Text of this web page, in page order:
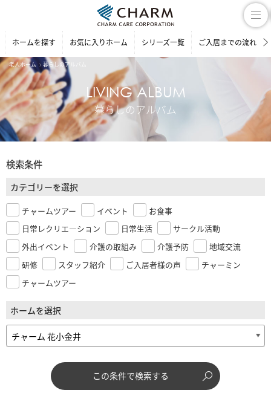
ホームを探す お気に入りホーム シリーズ一覧 ご入居までの流れ
老人ホーム 暮らしのアルバム
LIVING ALBUM
暮らしのアルバム
検索条件
カテゴリーを選択
チャームツアー イベント
お食事
日常レクリエ―ション
日常生活
サークル活動
外出イベント
介護の取組み 介護予防
地域交流
研修
スタッフ紹介 ご入居者様の声
チャーミン
チャームツアー
ホームを選択
この条件で検索する